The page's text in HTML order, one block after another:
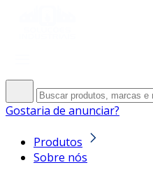
Gostaria de anunciar?
Produtos
Sobre nós